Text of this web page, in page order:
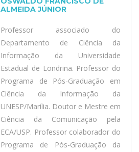
ALMEIDA JÚNIOR
Professor associado do
Departamento de Ciência da
Informação da Universidade
Estadual de Londrina. Professor do
Programa de Pós-Graduação em
Ciência da Informação da
UNESP/Marília. Doutor e Mestre em
Ciência da Comunicação pela
ECA/USP. Professor colaborador do
Programa de Pós-Graduação da